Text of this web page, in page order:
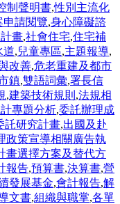
制聲明書,性別主流化
申請閱覽,身心障礙諮
畫,社會住宅,住宅補
道,兒童專區,主題報導,
改善,危老重建及都市
鎮,雙語詞彙,署長信
,建築技術規則 ,法規相
專題分析,委託辦理成
託研究計畫,出國及赴
政策宣導相關廣告執
畫選擇方案及替代方
報告,預算書,決算書,營
發展基金,會計報告,解
文書,組織與職掌,各單